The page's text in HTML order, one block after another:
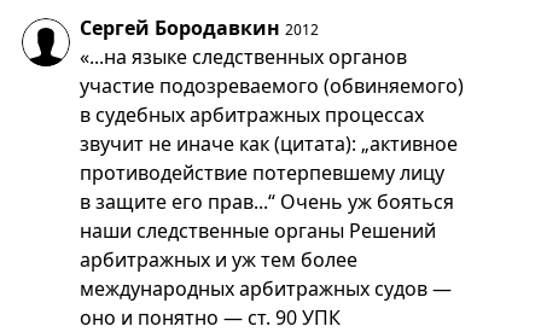
Сергей Бородавкин 2012
«...на языке следственных органов
участие подозреваемого (обвиняемого)
в судебных арбитражных процессах
звучит не иначе как (цитата): „активное
противодействие потерпевшему лицу
в защите его прав...“ Очень уж бояться
наши следственные органы Решений
арбитражных и уж тем более
международных арбитражных судов —
оно и понятно — ст. 90 УПК